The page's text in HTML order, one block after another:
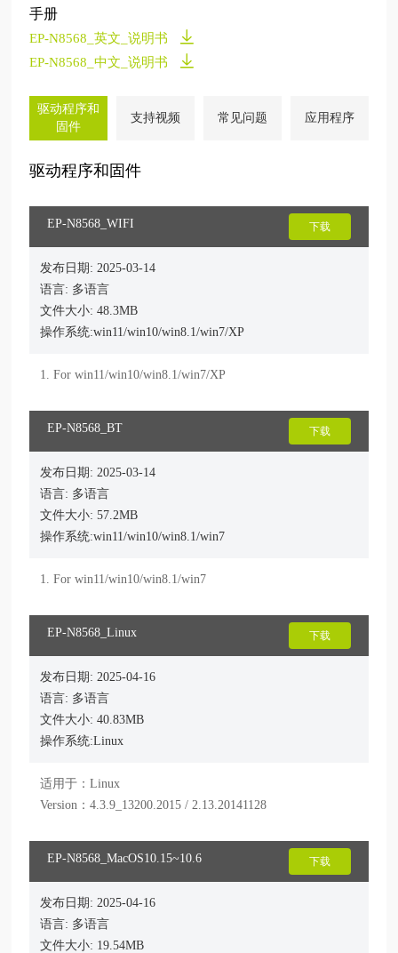
手册
EP-N8568_英文_说明书
EP-N8568_中文_说明书
驱动程序和
固件
支持视频 常见问题 应用程序
驱动程序和固件
EP-N8568_WIFI 下载
发布日期: 2025-03-14
语言: 多语言
文件大小: 48.3MB
操作系统:win11/win10/win8.1/win7/XP
1. For win11/win10/win8.1/win7/XP
EP-N8568_BT 下载
发布日期: 2025-03-14
语言: 多语言
文件大小: 57.2MB
操作系统:win11/win10/win8.1/win7
1. For win11/win10/win8.1/win7
EP-N8568_Linux 下载
发布日期: 2025-04-16
语言: 多语言
文件大小: 40.83MB
操作系统:Linux
适用于：Linux
Version：4.3.9_13200.2015 / 2.13.20141128
EP-N8568_MacOS10.15~10.6 下载
发布日期: 2025-04-16
语言: 多语言
文件大小: 19.54MB